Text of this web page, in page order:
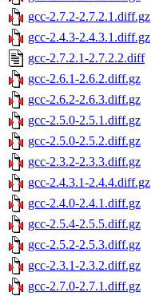
gcc-2.7.2-2.7.2.1.diff.gz
gcc-2.4.3-2.4.3.1.diff.gz
gcc-2.7.2.1-2.7.2.2.diff
gcc-2.6.1-2.6.2.diff.gz
gcc-2.6.2-2.6.3.diff.gz
gcc-2.5.0-2.5.1.diff.gz
gcc-2.5.0-2.5.2.diff.gz
gcc-2.3.2-2.3.3.diff.gz
gcc-2.4.3.1-2.4.4.diff.gz
gcc-2.4.0-2.4.1.diff.gz
gcc-2.5.4-2.5.5.diff.gz
gcc-2.5.2-2.5.3.diff.gz
gcc-2.3.1-2.3.2.diff.gz
gcc-2.7.0-2.7.1.diff.gz